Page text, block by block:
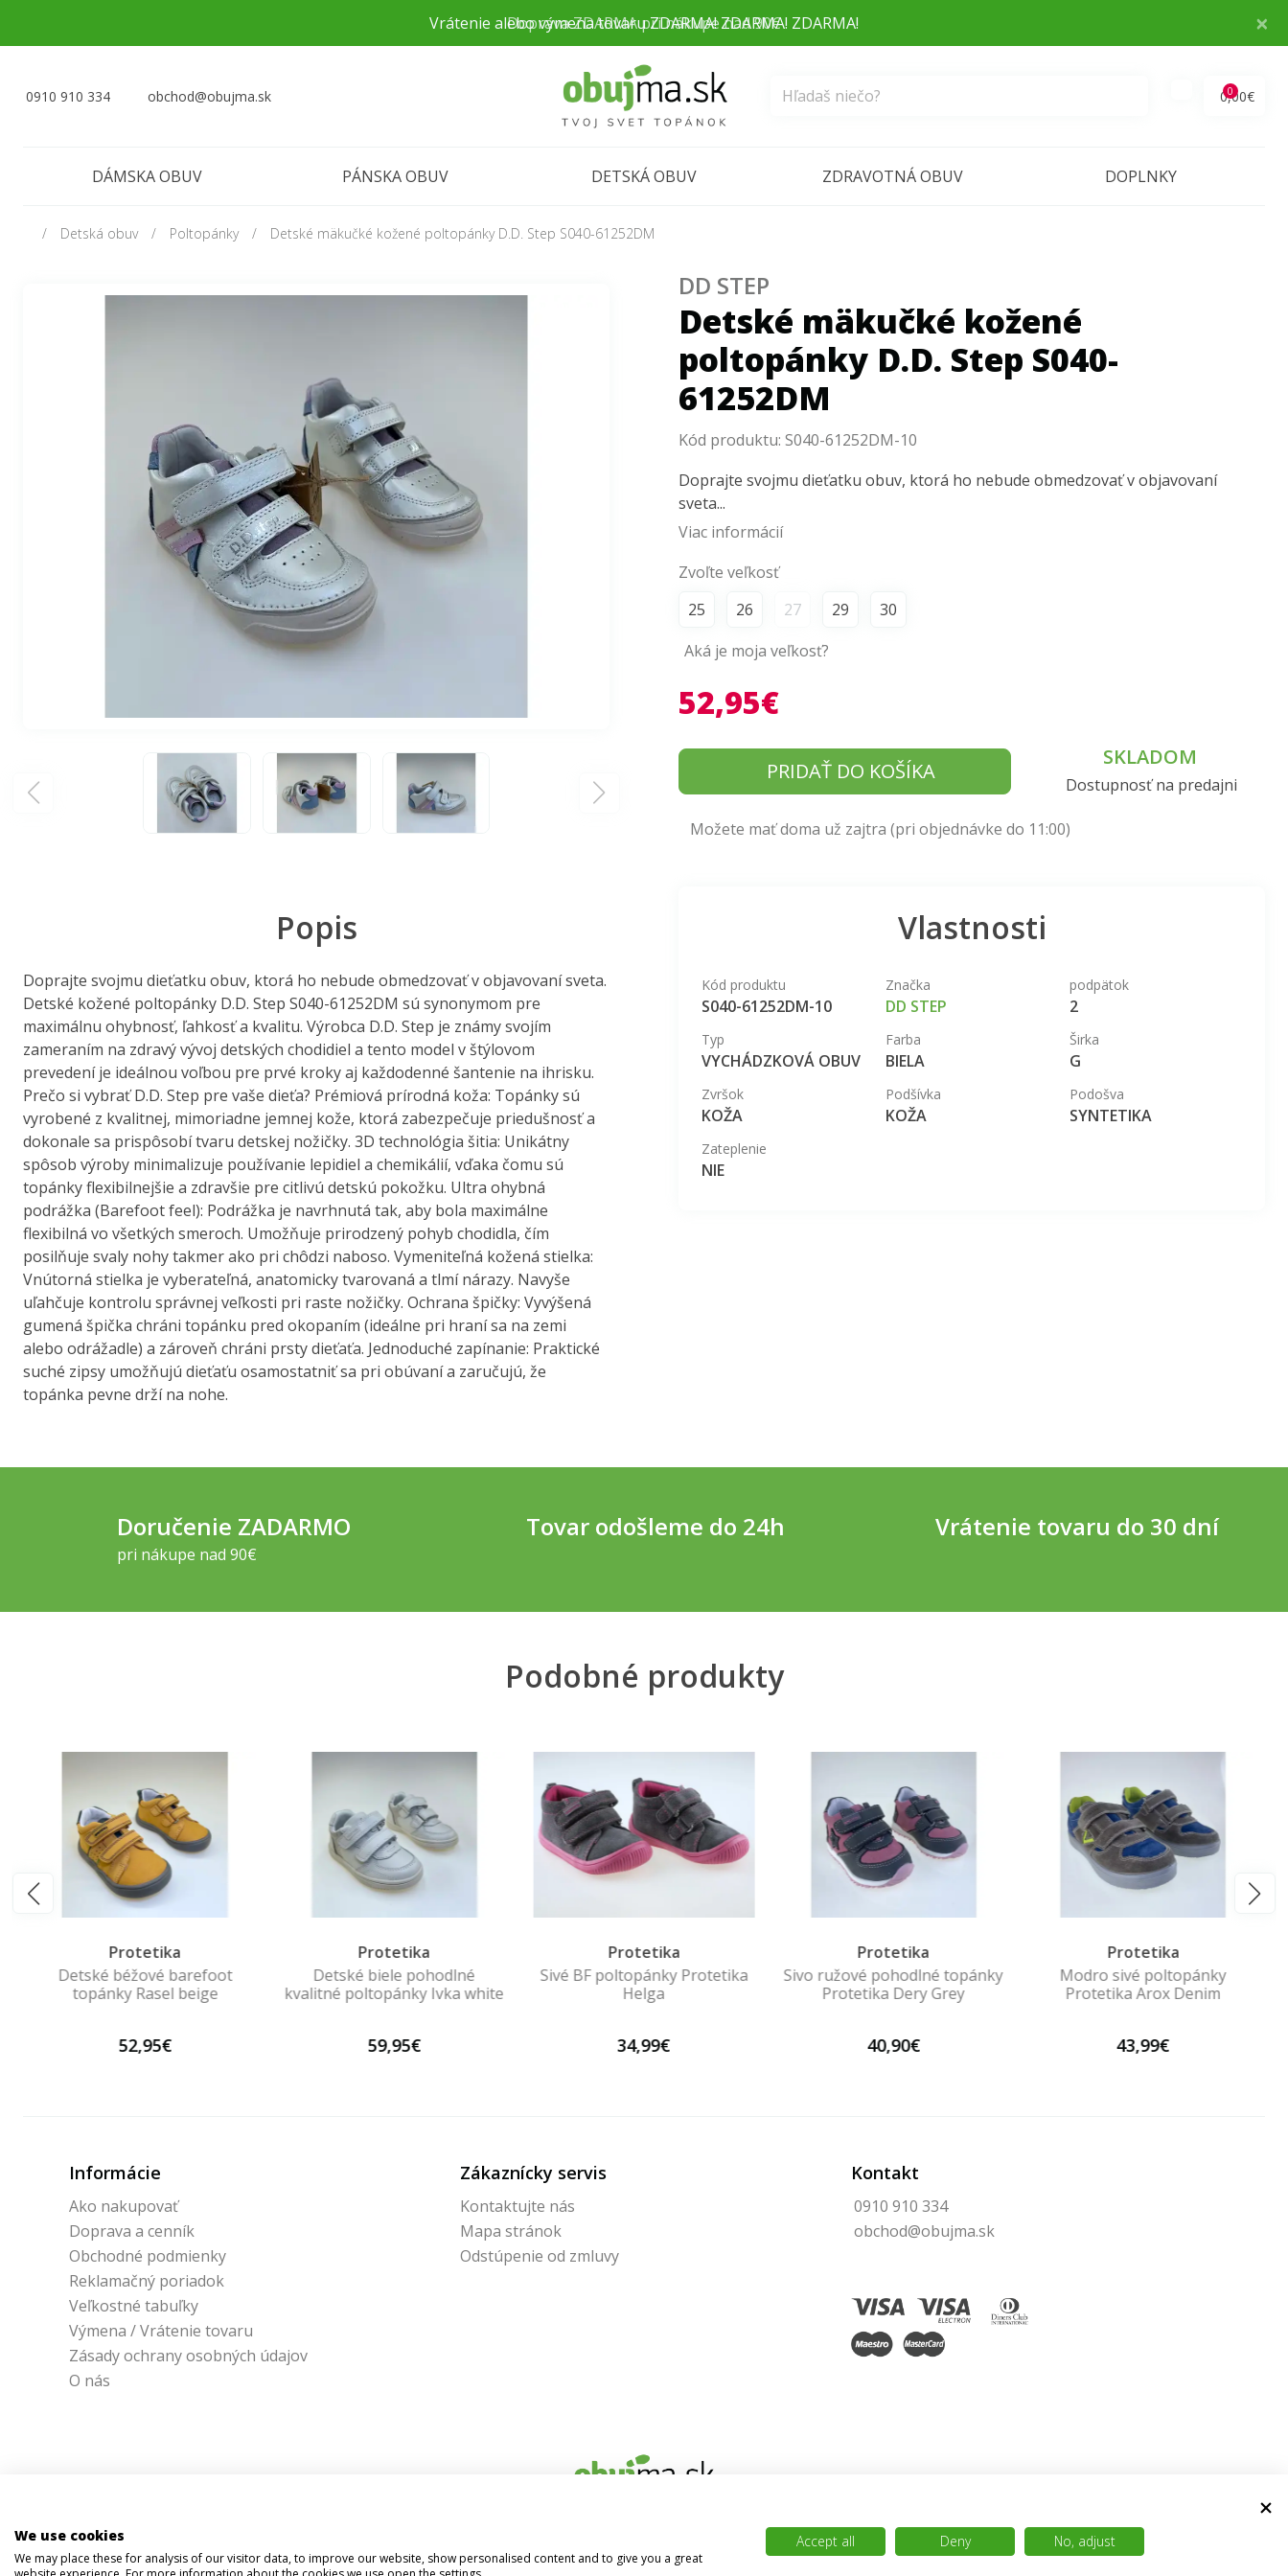
×
Doprava ZDARMA pri nákupe nad 90€
0910 910 334 obchod@obujma.sk 0
0,00€
DÁMSKA OBUV PÁNSKA OBUV DETSKÁ OBUV ZDRAVOTNÁ OBUV DOPLNKY
Detská obuv Poltopánky Detské mäkučké kožené poltopánky D.D. Step S040-61252DM
Detské mäkučké kožené
poltopánky D.D. Step S040-
61252DM
DD STEP
Kód produktu: S040-61252DM-10
Doprajte svojmu dieťatku obuv, ktorá ho nebude obmedzovať v objavovaní
sveta...
Viac informácií
Zvoľte veľkosť
25
26 27 29
30
Aká je moja veľkosť?
52,95€
SKLADOM
Dostupnosť na predajni
PRIDAŤ DO KOŠÍKA
Možete mať doma už zajtra (pri objednávke do 11:00)
Popis
Doprajte svojmu dieťatku obuv, ktorá ho nebude obmedzovať v objavovaní sveta.
Detské kožené poltopánky D.D. Step S040-61252DM sú synonymom pre
maximálnu ohybnosť, ľahkosť a kvalitu. Výrobca D.D. Step je známy svojím
zameraním na zdravý vývoj detských chodidiel a tento model v štýlovom
prevedení je ideálnou voľbou pre prvé kroky aj každodenné šantenie na ihrisku.
Prečo si vybrať D.D. Step pre vaše dieťa? Prémiová prírodná koža: Topánky sú
vyrobené z kvalitnej, mimoriadne jemnej kože, ktorá zabezpečuje priedušnosť a
dokonale sa prispôsobí tvaru detskej nožičky. 3D technológia šitia: Unikátny
spôsob výroby minimalizuje používanie lepidiel a chemikálií, vďaka čomu sú
topánky flexibilnejšie a zdravšie pre citlivú detskú pokožku. Ultra ohybná
podrážka (Barefoot feel): Podrážka je navrhnutá tak, aby bola maximálne
flexibilná vo všetkých smeroch. Umožňuje prirodzený pohyb chodidla, čím
posilňuje svaly nohy takmer ako pri chôdzi naboso. Vymeniteľná kožená stielka:
Vnútorná stielka je vyberateľná, anatomicky tvarovaná a tlmí nárazy. Navyše
uľahčuje kontrolu správnej veľkosti pri raste nožičky. Ochrana špičky: Vyvýšená
gumená špička chráni topánku pred okopaním (ideálne pri hraní sa na zemi
alebo odrážadle) a zároveň chráni prsty dieťaťa. Jednoduché zapínanie: Praktické
suché zipsy umožňujú dieťaťu osamostatniť sa pri obúvaní a zaručujú, že
topánka pevne drží na nohe.
Vlastnosti
Kód produktu
S040-61252DM-10
Značka
DD STEP
podpätok
2
Typ
VYCHÁDZKOVÁ OBUV
Farba
BIELA
Širka
G
Zvršok
KOŽA
Podšívka
KOŽA
Podošva
SYNTETIKA
Zateplenie
NIE
Doručenie ZADARMO
pri nákupe nad 90€
Tovar odošleme do 24h Vrátenie tovaru do 30 dní
Podobné produkty
Protetika
Detské béžové barefoot
topánky Rasel beige
52,95€
Protetika
Detské biele pohodlné
kvalitné poltopánky Ivka white
59,95€
Protetika
Sivé BF poltopánky Protetika
Helga
34,99€
Protetika
Sivo ružové pohodlné topánky
Protetika Dery Grey
40,90€
Protetika
Modro sivé poltopánky
Protetika Arox Denim
43,99€
Informácie
Ako nakupovať
Doprava a cenník
Obchodné podmienky
Reklamačný poriadok
Veľkostné tabuľky
Výmena / Vrátenie tovaru
Zásady ochrany osobných údajov
O nás
Zákaznícky servis
Kontaktujte nás
Mapa stránok
Odstúpenie od zmluvy
Kontakt
0910 910 334
obchod@obujma.sk
VytvorilBAJAN
We use cookies
We may place these for analysis of our visitor data, to improve our website, show personalised content and to give you a great
Accept all Deny No, adjust